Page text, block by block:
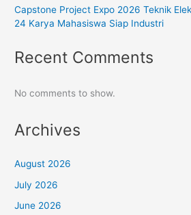
Capstone Project Expo 2026 Teknik
24 Karya Mahasiswa Siap Industri
Recent Comments
No comments to show.
Archives
August 2026
July 2026
June 2026